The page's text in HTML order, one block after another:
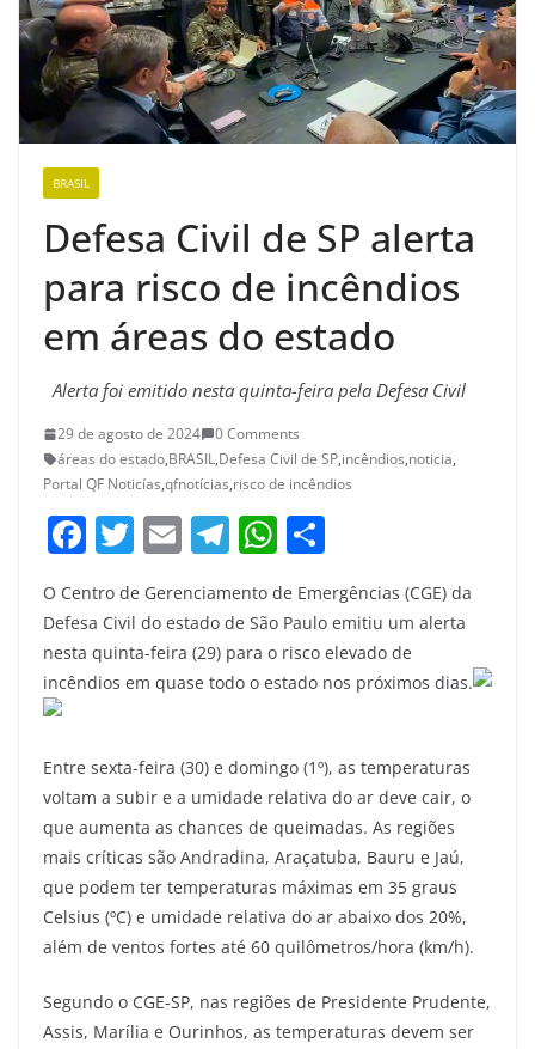
BRASIL
Defesa Civil de SP alerta
para risco de incêndios
em áreas do estado
Alerta foi emitido nesta quinta-feira pela Defesa Civil
29 de agosto de 2024
0 Comments
áreas do estado,BRASIL,Defesa Civil de SP,incêndios,noticia,
Portal QF Noticías,qfnotícias,risco de incêndios
F
c
e
b
o
k
T
itt
er
E
m
ai
l
T
e
gr
a
W
h
at
s
A
p
ar
e
O Centro de Gerenciamento de Emergências (CGE) da
Defesa Civil do estado de São Paulo emitiu um alerta
nesta quinta-feira (29) para o risco elevado de
incêndios em quase todo o estado nos próximos dias.
Entre sexta-feira (30) e domingo (1º), as temperaturas
voltam a subir e a umidade relativa do ar deve cair, o
que aumenta as chances de queimadas. As regiões
mais críticas são Andradina, Araçatuba, Bauru e Jaú,
que podem ter temperaturas máximas em 35 graus
Celsius (ºC) e umidade relativa do ar abaixo dos 20%,
além de ventos fortes até 60 quilômetros/hora (km/h).
Segundo o CGE-SP, nas regiões de Presidente Prudente,
Assis, Marília e Ourinhos, as temperaturas devem ser